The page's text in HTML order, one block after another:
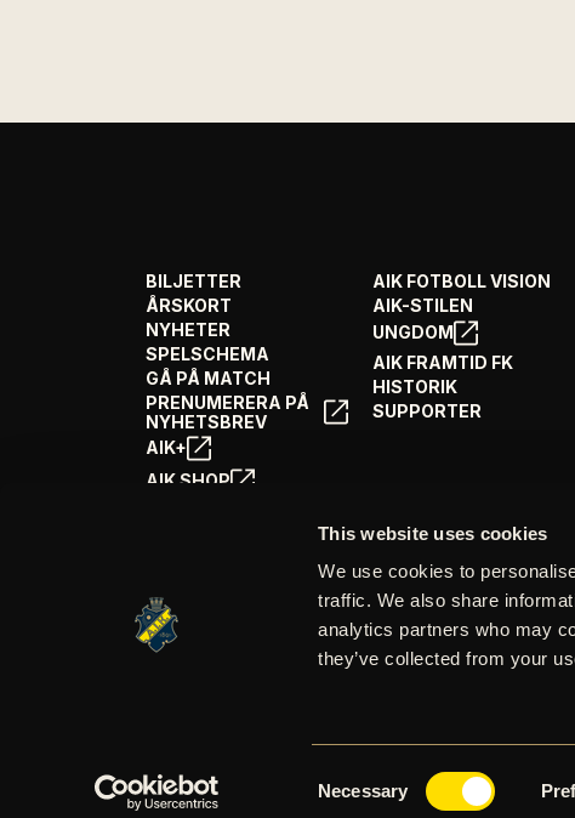
This website uses cookies
We use cookies to
traffic. We also share
analytics partners who may
they’ve collected from your
Necessary
BILJETTER
ÅRSKORT
NYHETER
SPELSCHEMA
GÅ PÅ MATCH
PRENUMERERA PÅ
NYHETSBREV
AIK+
AIK SHOP
AIK FOTBOLL VISION
AIK-STILEN
UNGDOM
AIK FRAMTID FK
HISTORIK
SUPPORTER
© AIK Fotboll